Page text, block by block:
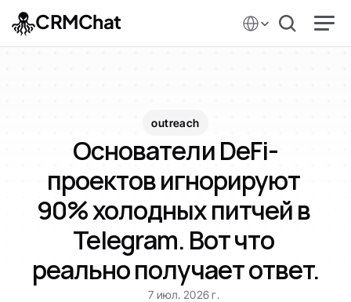
outreach
Основатели DeFi-
проектов игнорируют
90% холодных питчей в
Telegram. Вот что
реально получает ответ.
7 июл. 2026 г.
CRMChat